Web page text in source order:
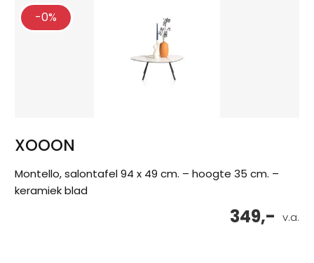
-0%
XOOON
Montello, salontafel 94 x 49 cm. – hoogte 35 cm. –
keramiek blad
v.a.
349,-